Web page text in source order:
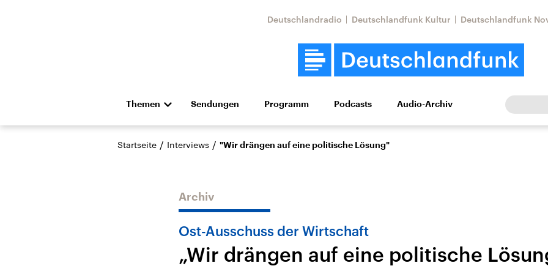
Deutschlandradio Deutschlandfunk Kultur Deutschlandfunk
Themen
Die Nachrichten Politik Wirtschaft Wissen Kultur Europa
Hörspiel und Feature Musik
Landtagswahl Sachsen-
Anhalt 2026
USA
Aktuelle Beiträge,
Nahostkonflikt
Aktuelle Lage und
Iran
Sendungen Programm Podcasts Audio-Archiv
Startseite / Interviews / "Wir drängen auf eine politische Lösung"
Archiv
Ost-Ausschuss der Wirtschaft
„Wir drängen auf eine politische